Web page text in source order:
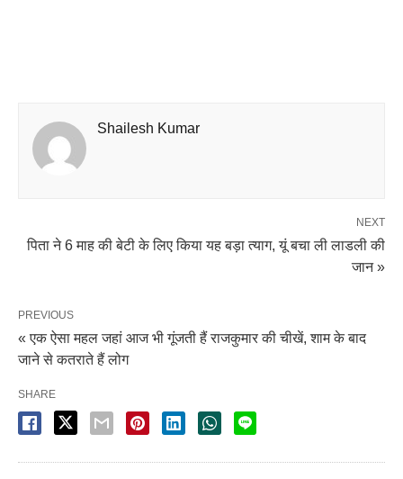
Shailesh Kumar
NEXT
पिता ने 6 माह की बेटी के लिए किया यह बड़ा त्याग, यूं बचा ली लाडली की
जान »
PREVIOUS
« एक ऐसा महल जहां आज भी गूंजती हैं राजकुमार की चीखें, शाम के बाद
जाने से कतराते हैं लोग
SHARE